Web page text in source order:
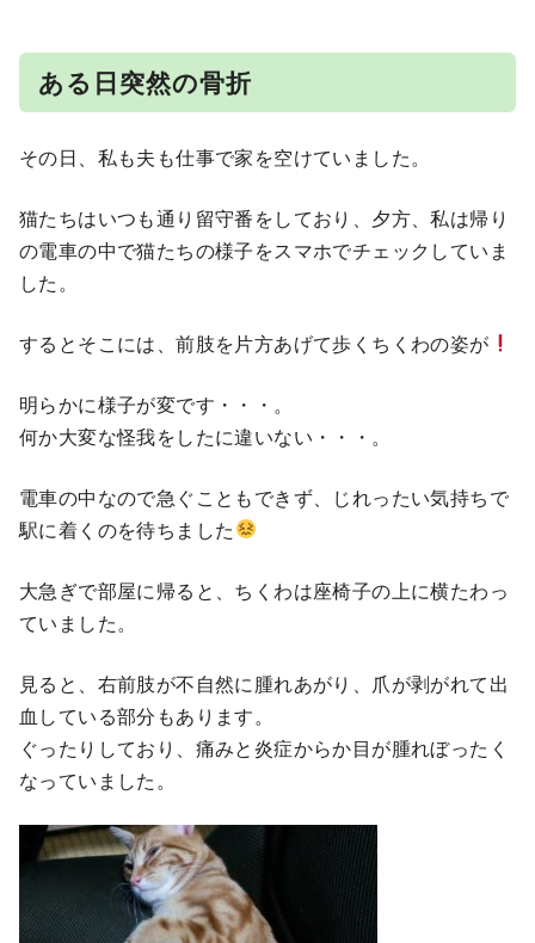
ある日突然の骨折
その日、私も夫も仕事で家を空けていました。
猫たちはいつも通り留守番をしており、夕方、私は帰り
の電車の中で猫たちの様子をスマホでチェックしていま
した。
するとそこには、前肢を片方あげて歩くちくわの姿が
明らかに様子が変です・・・。
何か大変な怪我をしたに違いない・・・。
電車の中なので急ぐこともできず、じれったい気持ちで
駅に着くのを待ちました
大急ぎで部屋に帰ると、ちくわは座椅子の上に横たわっ
ていました。
見ると、右前肢が不自然に腫れあがり、爪が剥がれて出
血している部分もあります。
ぐったりしており、痛みと炎症からか目が腫れぼったく
なっていました。